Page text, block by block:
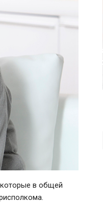
которые в общей
снова делают
вокруг